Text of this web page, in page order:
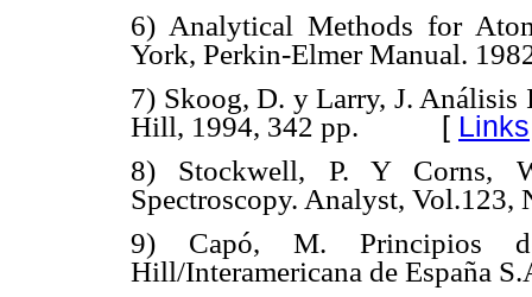
6) Analytical Methods for
York, Perkin-Elmer Manual.
7) Skoog, D. y Larry, J. Análisis
Hill, 1994, 342 pp.
[ Links
8) Stockwell, P. Y Corns,
Spectroscopy. Analyst, Vol.123,
9) Capó, M. Principios
Hill/Interamericana de España